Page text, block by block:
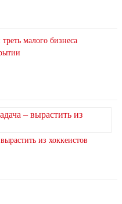
малого бизнеса
из хоккеистов